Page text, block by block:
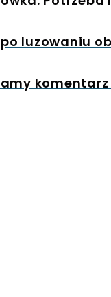
luzowaniu